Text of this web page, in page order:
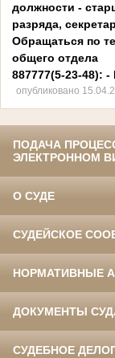
должности -
разряда,
Обращаться по
общего отдела
887777(5-23-48): -
опубликовано
ПОДАЧА
ЭЛЕКТРОННОМ
О СУДЕ
СУДЕЙСКОЕ
НОРМАТИВНЫЕ
ДОКУМЕНТЫ
СУДЕБНОЕ